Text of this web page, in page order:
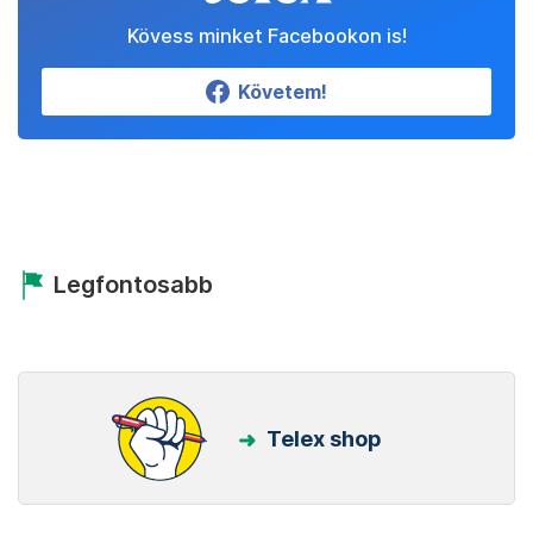
Kövess minket Facebookon is!
Követem!
Legfontosabb
Telex shop